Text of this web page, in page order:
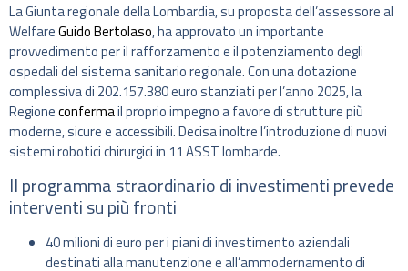
La Giunta regionale della Lombardia, su proposta dell’assessore al
WelfareGuido Bertolaso, ha approvato un importante
provvedimento per il rafforzamento e il potenziamento degli
ospedali del sistema sanitario regionale. Con una dotazione
complessiva di 202.157.380 euro stanziati per l’anno 2025, la
Regioneconfermail proprio impegno a favore di strutture più
moderne, sicure e accessibili. Decisa inoltre l’introduzione di nuovi
sistemi robotici chirurgici in 11 ASST lombarde.
Il programma straordinario di investimenti prevede
interventi su più fronti
40 milioni di euro per i piani di investimento aziendali
destinati alla manutenzione e all’ammodernamento di